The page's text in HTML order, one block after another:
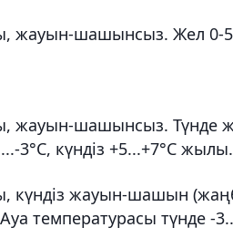
жауын-шашынсыз. Жел 0-5
жауын-шашынсыз. Түнде
3°C, күндіз +5...+7°C жылы.
күндіз жауын-шашын
температурасы түнде -